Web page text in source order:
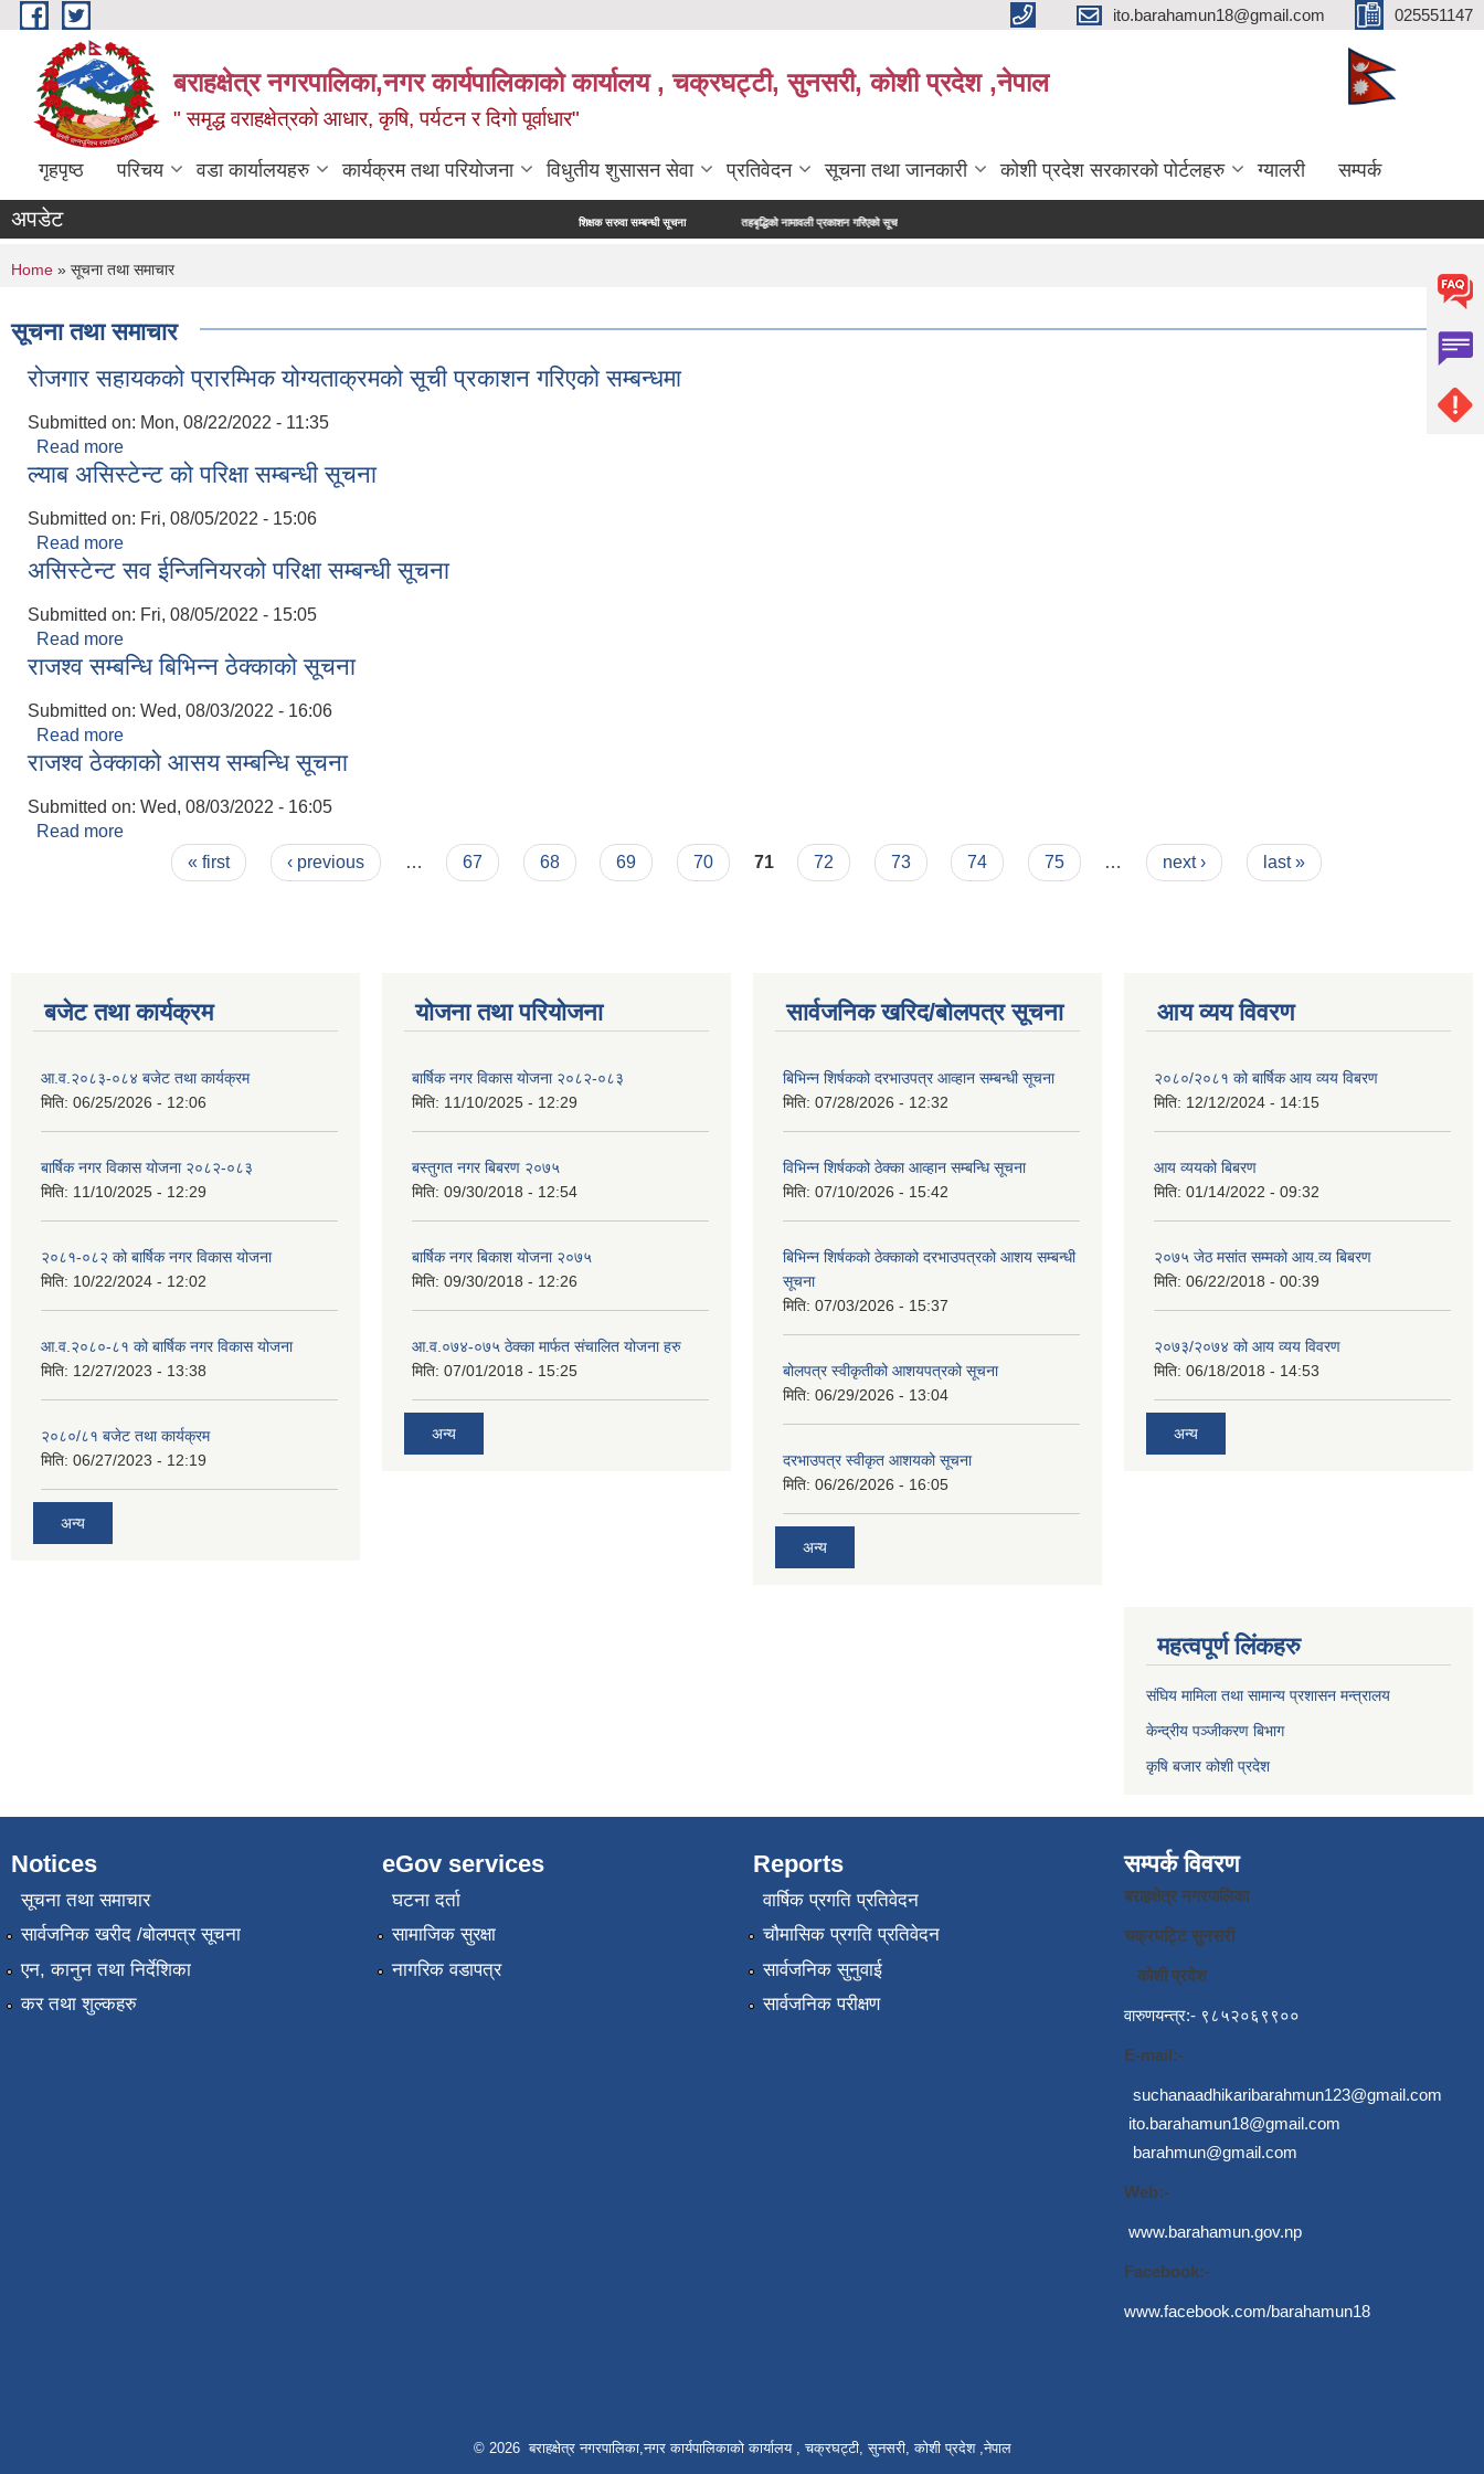
Skip to main content ito.barahamun18@gmail.com 025551147
बराहक्षेत्र नगरपालिका,नगर कार्यपालिकाको कार्यालय , चक्रघट्टी, सुनसरी, कोशी प्रदेश ,नेपाल
" समृद्ध वराहक्षेत्रकाे आधार, कृषि, पर्यटन र दिगो पूर्वाधार"
गृहपृष्ठ परिचय वडा कार्यालयहरु कार्यक्रम तथा परियोजना विधुतीय शुसासन सेवा प्रतिवेदन सूचना तथा जानकारी कोशी प्रदेश सरकारको पोर्टलहरु ग्यालरी सम्पर्क
अपडेट शिक्षक सरुवा सम्बन्धी सूचना तहबृद्धिको नामावली प्रकाशन गरिएको सूचना
You are here
Home » सूचना तथा समाचार
सूचना तथा समाचार
रोजगार सहायकको प्रारम्भिक योग्यताक्रमको सूची प्रकाशन गरिएको सम्बन्धमा
Submitted on: Mon, 08/22/2022 - 11:35
Read more
ल्याब असिस्टेन्ट को परिक्षा सम्बन्धी सूचना
Submitted on: Fri, 08/05/2022 - 15:06
Read more
असिस्टेन्ट सव ईन्जिनियरको परिक्षा सम्बन्धी सूचना
Submitted on: Fri, 08/05/2022 - 15:05
Read more
राजश्व सम्बन्धि बिभिन्न ठेक्काको सूचना
Submitted on: Wed, 08/03/2022 - 16:06
Read more
राजश्व ठेक्काको आसय सम्बन्धि सूचना
Submitted on: Wed, 08/03/2022 - 16:05
Read more
« first ‹ previous … 67 68 69 70 71 72 73 74 75 … next › last »
बजेट तथा कार्यक्रम
आ.व.२०८३-०८४ बजेट तथा कार्यक्रम
मिति: 06/25/2026 - 12:06
बार्षिक नगर विकास योजना २०८२-०८३
मिति: 11/10/2025 - 12:29
२०८१-०८२ को बार्षिक नगर विकास योजना
मिति: 10/22/2024 - 12:02
आ.व.२०८०-८१ को बार्षिक नगर विकास योजना
मिति: 12/27/2023 - 13:38
२०८०/८१ बजेट तथा कार्यक्रम
मिति: 06/27/2023 - 12:19
अन्य
योजना तथा परियोजना
बार्षिक नगर विकास योजना २०८२-०८३
मिति: 11/10/2025 - 12:29
बस्तुगत नगर बिबरण २०७५
मिति: 09/30/2018 - 12:54
बार्षिक नगर बिकाश योजना २०७५
मिति: 09/30/2018 - 12:26
आ.व.०७४-०७५ ठेक्का मार्फत संचालित योजना हरु
मिति: 07/01/2018 - 15:25
अन्य
सार्वजनिक खरिद/बोलपत्र सूचना
बिभिन्‍न शिर्षकको दरभाउपत्र आव्हान सम्बन्धी सूचना
मिति: 07/28/2026 - 12:32
विभिन्न शिर्षकको ठेक्का आव्हान सम्बन्धि सूचना
मिति: 07/10/2026 - 15:42
बिभिन्‍न शिर्षकको ठेक्काको दरभाउपत्रको आशय सम्बन्धी
सूचना
मिति: 07/03/2026 - 15:37
बोलपत्र स्वीकृतीको आशयपत्रको सूचना
मिति: 06/29/2026 - 13:04
दरभाउपत्र स्वीकृत आशयको सूचना
मिति: 06/26/2026 - 16:05
अन्य
आय व्यय विवरण
२०८०/२०८१ को बार्षिक आय व्यय विबरण
मिति: 12/12/2024 - 14:15
आय व्ययको बिबरण
मिति: 01/14/2022 - 09:32
२०७५ जेठ मसांत सम्मको आय.व्य बिबरण
मिति: 06/22/2018 - 00:39
२०७३/२०७४ को आय व्यय विवरण
मिति: 06/18/2018 - 14:53
अन्य
महत्वपूर्ण लिंकहरु
संघिय मामिला तथा सामान्य प्रशासन मन्त्रालय
केन्द्रीय पञ्जीकरण बिभाग
कृषि बजार कोशी प्रदेश
Notices
सूचना तथा समाचार
सार्वजनिक खरीद /बोलपत्र सूचना
एन, कानुन तथा निर्देशिका
कर तथा शुल्कहरु
eGov services
घटना दर्ता
सामाजिक सुरक्षा
नागरिक वडापत्र
Reports
वार्षिक प्रगति प्रतिवेदन
चौमासिक प्रगति प्रतिवेदन
सार्वजनिक सुनुवाई
सार्वजनिक परीक्षण
सम्पर्क विवरण
बराहक्षेत्र नगरपालिका
चक्रघट्टि सुनसरी
कोशी प्रदेश
वारुणयन्त्र:- ९८५२०६९९००
E-mail:-
suchanaadhikaribarahmun123@gmail.com
ito.barahamun18@gmail.com
barahmun@gmail.com
Web:-
www.barahamun.gov.np
Facebook:-
www.facebook.com/barahamun18
© 2026 बराहक्षेत्र नगरपालिका,नगर कार्यपालिकाको कार्यालय , चक्रघट्टी, सुनसरी, कोशी प्रदेश ,नेपाल